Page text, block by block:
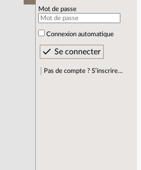
Mot de passe
Connexion automatique
Pas de compte ? S’inscrire…